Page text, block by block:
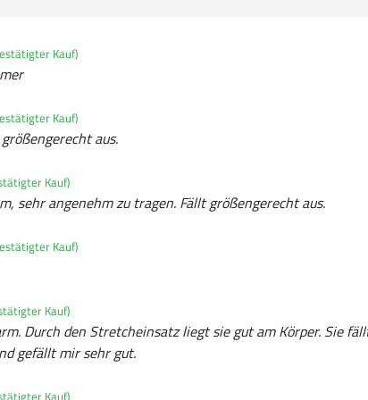
Kauf)
Kauf)
aus.
Kauf)
sehr angenehm zu tragen. Fällt größengerecht aus.
Kauf)
Kauf)
Durch den Stretcheinsatz liegt sie gut am Körper. Sie
gefällt mir sehr gut.